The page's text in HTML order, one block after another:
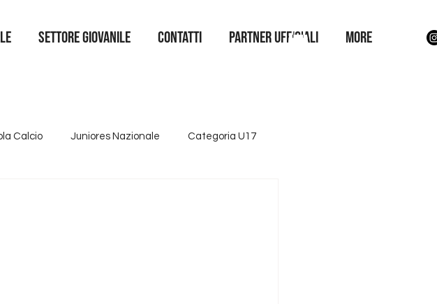
SETTORE GIOVANILE Contatti Partner Ufficiali More
Calcio Juniores Nazionale Categoria U17